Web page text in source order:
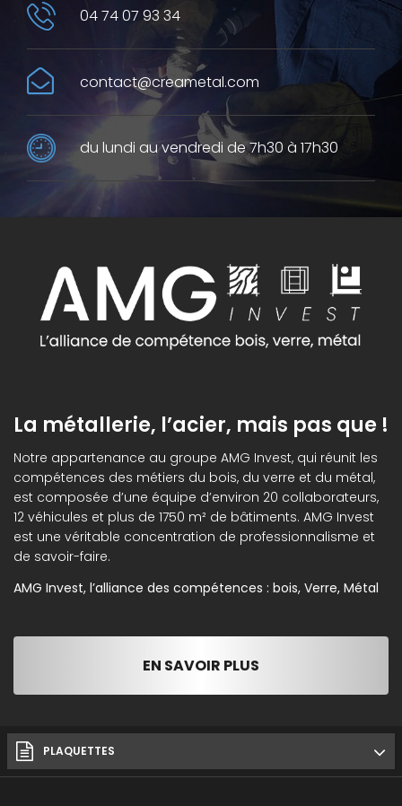
04 74 07 93 34
contact@creametal.com
du lundi au vendredi de 7h30 à 17h30
La métallerie, l’acier, mais pas que !
Notre appartenance au groupe AMG Invest, qui réunit les
compétences des métiers du bois, du verre et du métal,
est composée d’une équipe d’environ 20 collaborateurs,
12 véhicules et plus de 1750 m² de bâtiments. AMG Invest
est une véritable concentration de professionnalisme et
de savoir-faire.
AMG Invest, l’alliance des compétences : bois, Verre, Métal
EN SAVOIR PLUS
PLAQUETTES